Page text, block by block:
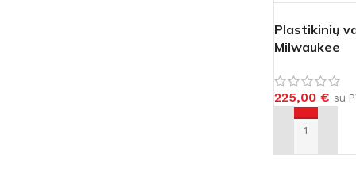
Prožektoriai / šviestuvai
Silikono pistoletai
Plastikinių
Milwaukee
225,00 € su
Į KREPŠELĮ